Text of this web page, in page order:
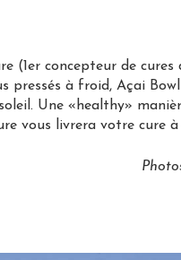
(1er concepteur de cures
pressés à froid, Açai
Une «healthy»
vous livrera votre cure à